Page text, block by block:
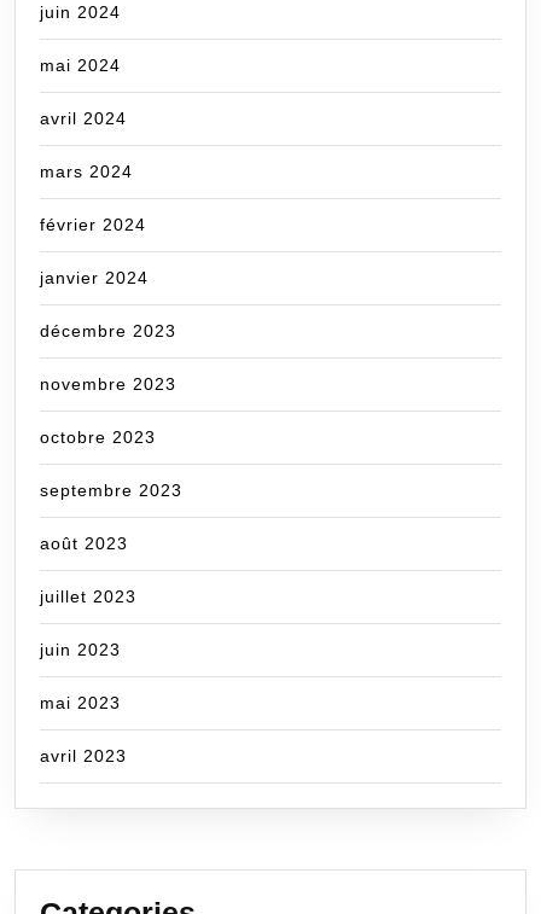
juin 2024
mai 2024
avril 2024
mars 2024
février 2024
janvier 2024
décembre 2023
novembre 2023
octobre 2023
septembre 2023
août 2023
juillet 2023
juin 2023
mai 2023
avril 2023